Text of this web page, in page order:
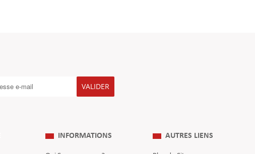
VALIDER
INFORMATIONS AUTRES LIENS